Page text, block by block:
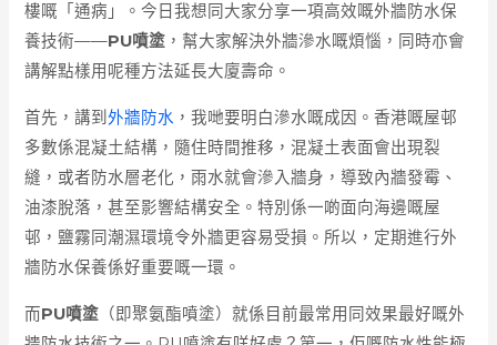
樓嘅「通病」。今日我想同大家分享一項高效嘅外牆防水保
養技術——PU噴塗 ，幫大家解決外牆滲水嘅煩惱，同時亦會
講解點樣用呢種方法延長大廈壽命。
首先，講到外牆防水 ，我哋要明白滲水嘅成因。香港嘅屋邨
多數係混凝土結構，隨住時間推移，混凝土表面會出現裂
縫，或者防水層老化，雨水就會滲入牆身，導致內牆發霉、
油漆脫落，甚至影響結構安全。特別係一啲面向海邊嘅屋
邨，鹽霧同潮濕環境令外牆更容易受損。所以，定期進行外
牆防水保養係好重要嘅一環。
而PU噴塗 （即聚氨酯噴塗）就係目前最常用同效果最好嘅外